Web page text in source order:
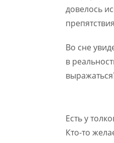
довелось
Во сне
в
Есть у
Кто-то